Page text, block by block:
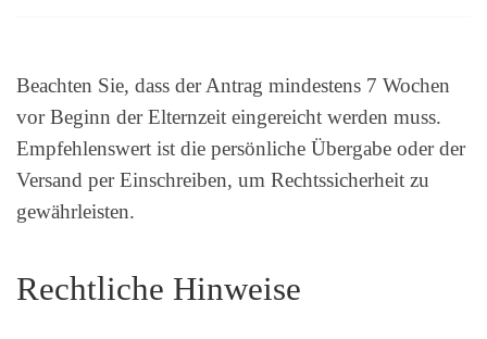
Beachten Sie, dass der Antrag mindestens 7 Wochen
vor Beginn der Elternzeit eingereicht werden muss.
Empfehlenswert ist die persönliche Übergabe oder der
Versand per Einschreiben, um Rechtssicherheit zu
gewährleisten.
Rechtliche Hinweise